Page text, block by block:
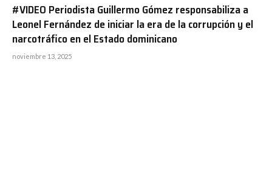
#VIDEO Periodista Guillermo Gómez responsabiliza a
Leonel Fernández de iniciar la era de la corrupción y el
narcotráfico en el Estado dominicano
noviembre 13, 2025